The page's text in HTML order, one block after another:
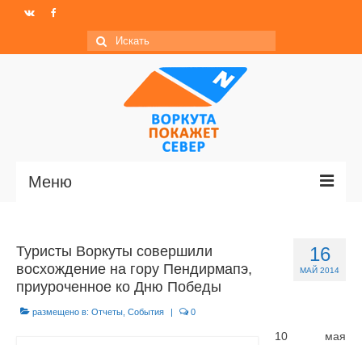
Искать:
Меню
Новости
МО ГО «Воркута»
16
МАЙ 2014
Туристы Воркуты совершили
восхождение на гору Пендирмапэ,
приуроченное ко Дню Победы
размещено в: Отчеты События | 0
10 мая